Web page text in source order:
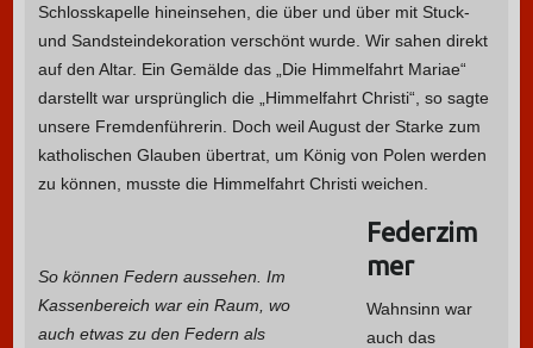
Schlosskapelle hineinsehen, die über und über mit Stuck-
und Sandsteindekoration verschönt wurde. Wir sahen direkt
auf den Altar. Ein Gemälde das „Die Himmelfahrt Mariae“
darstellt war ursprünglich die „Himmelfahrt Christi“, so sagte
unsere Fremdenführerin. Doch weil August der Starke zum
katholischen Glauben übertrat, um König von Polen werden
zu können, musste die Himmelfahrt Christi weichen.
So können Federn aussehen. Im
Kassenbereich war ein Raum, wo
auch etwas zu den Federn als
Federzim
mer
Wahnsinn war
auch das